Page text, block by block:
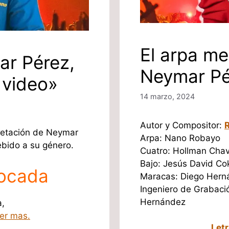
Pérez,
de Neymar
a su género.
mas.
El arpa
Neymar
14 marzo, 2024
Autor y Compositor:
Arpa: Nano Robayo
Cuatro: Hollman
Bajo: Jesús David
Maracas: Diego
Ingeniero de
Hernández